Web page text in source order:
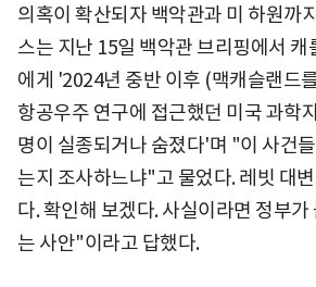
의혹이 확산되자 백악관과 미 하원까
스는 지난 15일 백악관 브리핑에서 캐
에게 '2024년 중반 이후 (맥캐슬랜드
항공우주 연구에 접근했던 미국 과학
명이 실종되거나 숨졌다'며 "이 사건
는지 조사하느냐"고 물었다. 레빗 대
다. 확인해 보겠다. 사실이라면 정부
는 사안"이라고 답했다.